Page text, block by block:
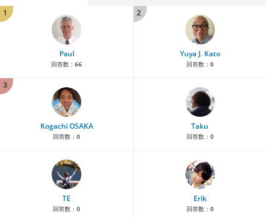
1
Paul
回答数： 66
2
Yuya J. Kato
回答数： 0
3
Kogachi OSAKA
回答数： 0
Taku
回答数： 0
TE
回答数： 0
Erik
回答数： 0